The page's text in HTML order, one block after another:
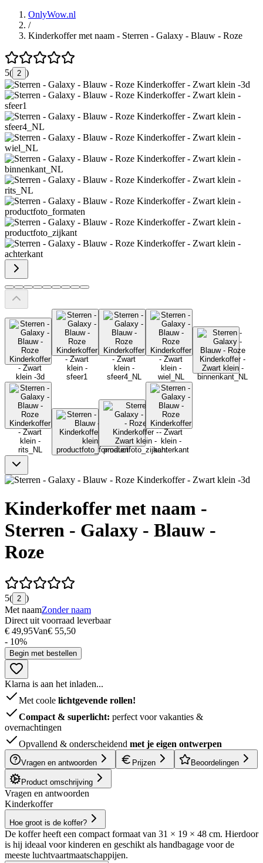
OnlyWow.nl
/
Kinderkoffer met naam - Sterren - Galaxy - Blauw - Roze
5( 2 )
Kinderkoffer met naam -
Sterren - Galaxy - Blauw -
Roze
5( 2 )
Met naamZonder naam
Direct uit voorraad leverbaar
€ 49,95Van€ 55,50
- 10%
Begin met bestellen
Klarna is aan het inladen...
Met coole lichtgevende rollen!
Compact & superlicht: perfect voor vakanties &
overnachtingen
Opvallend & onderscheidend met je eigen ontwerpen
Vragen en antwoorden Prijzen Beoordelingen
Product omschrijving
Vragen en antwoorden
Kinderkoffer
Hoe groot is de koffer?
De koffer heeft een compact formaat van 31 × 19 × 48 cm. Hierdoor
is hij ideaal voor kinderen en geschikt als handbagage voor de
meeste luchtvaartmaatschappijen.